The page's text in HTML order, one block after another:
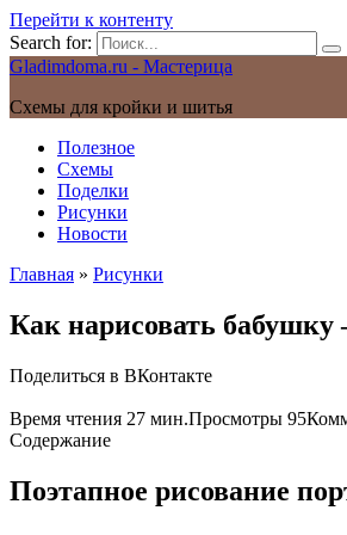
Перейти к контенту
Search for:
Gladimdoma.ru - Мастерица
Схемы для кройки и шитья
Полезное
Схемы
Поделки
Рисунки
Новости
Главная » Рисунки
Как нарисовать
Поделиться в ВКонтакте
Время чтения 27 мин.Просмотры 95
Содержание
Поэтапное рисование